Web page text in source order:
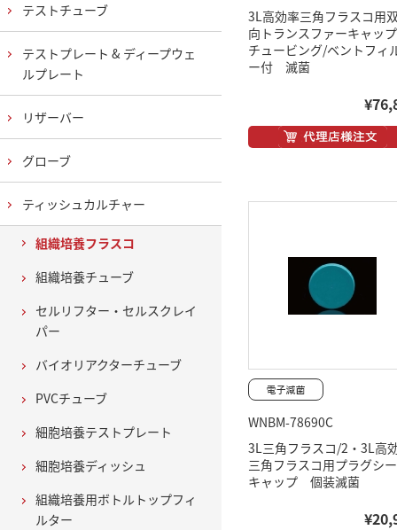
3L高効率三角フラスコ用
向トランスファーキャ
チュービング/ベントフィ
ー付 滅菌
WNBM-78690C
3L三角フラスコ/2・3L高
三角フラスコ用プラグシ
キャップ 個装滅菌
テストチューブ
テストプレート & ディープウェ
ルプレート
リザーバー
グローブ
ティッシュカルチャー
組織培養フラスコ
組織培養チューブ
セルリフター・セルスクレイ
パー
バイオリアクターチューブ
PVCチューブ
細胞培養テストプレート
細胞培養ディッシュ
組織培養用ボトルトップフィ
ルター